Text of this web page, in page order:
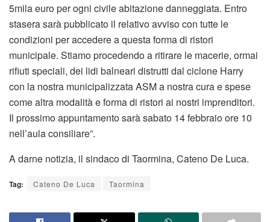
5mila euro per ogni civile abitazione danneggiata. Entro
stasera sarà pubblicato il relativo avviso con tutte le
condizioni per accedere a questa forma di ristori
municipale. Stiamo procedendo a ritirare le macerie, ormai
rifiuti speciali, dei lidi balneari distrutti dal ciclone Harry
con la nostra municipalizzata ASM a nostra cura e spese
come altra modalità e forma di ristori ai nostri imprenditori.
Il prossimo appuntamento sarà sabato 14 febbraio ore 10
nell’aula consiliare”.
A darne notizia, il sindaco di Taormina, Cateno De Luca.
Tag: Cateno De Luca Taormina